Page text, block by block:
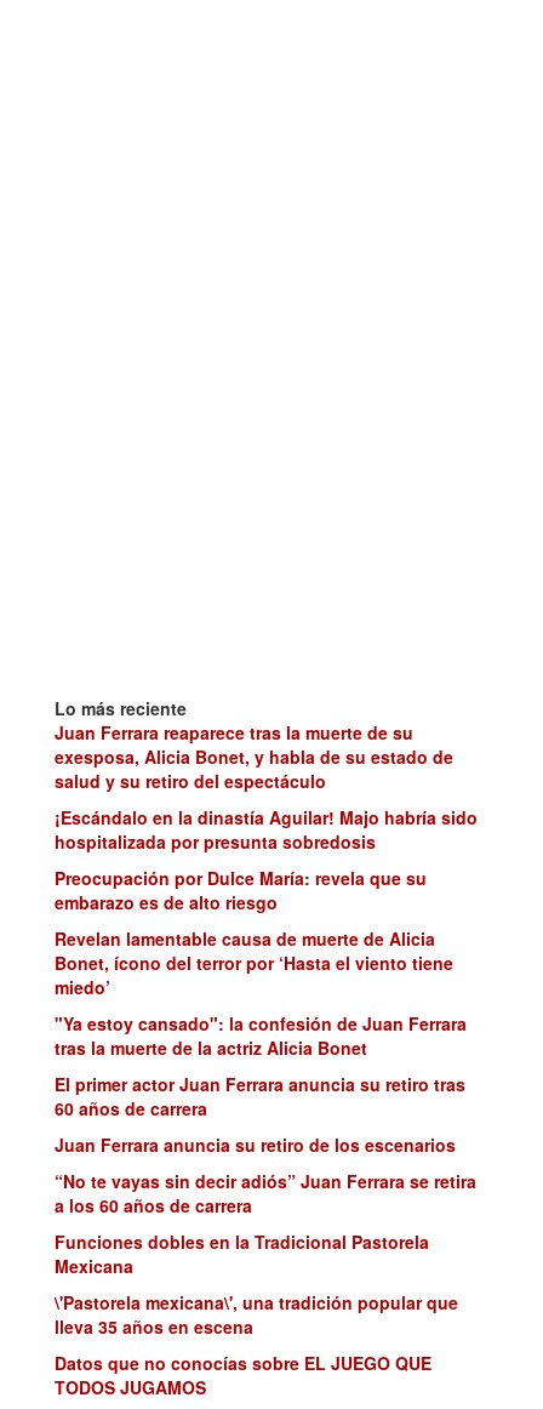
Lo más reciente
Juan Ferrara reaparece tras la muerte de su
exesposa, Alicia Bonet, y habla de su estado de
salud y su retiro del espectáculo
¡Escándalo en la dinastía Aguilar! Majo habría sido
hospitalizada por presunta sobredosis
Preocupación por Dulce María: revela que su
embarazo es de alto riesgo
Revelan lamentable causa de muerte de Alicia
Bonet, ícono del terror por ‘Hasta el viento tiene
miedo’
"Ya estoy cansado": la confesión de Juan Ferrara
tras la muerte de la actriz Alicia Bonet
El primer actor Juan Ferrara anuncia su retiro tras
60 años de carrera
Juan Ferrara anuncia su retiro de los escenarios
“No te vayas sin decir adiós” Juan Ferrara se retira
a los 60 años de carrera
Funciones dobles en la Tradicional Pastorela
Mexicana
\'Pastorela mexicana\', una tradición popular que
lleva 35 años en escena
Datos que no conocías sobre EL JUEGO QUE
TODOS JUGAMOS